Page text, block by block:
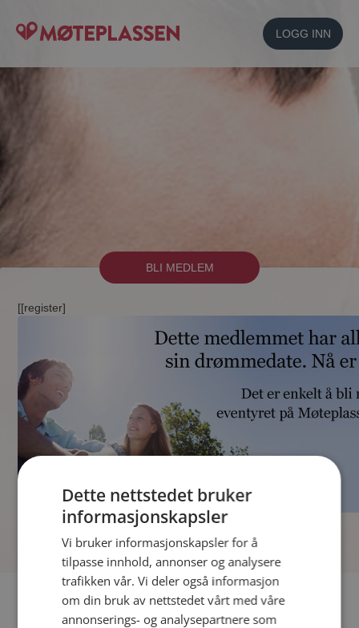
LOGG INN
BLI MEDLEM
[[register]
Fler single
Dette nettstedet bruker
informasjonskapsler
Vi bruker informasjonskapsler for å
tilpasse innhold, annonser og analysere
trafikken vår. Vi deler også informasjon
om din bruk av nettstedet vårt med våre
annonserings- og analysepartnere som